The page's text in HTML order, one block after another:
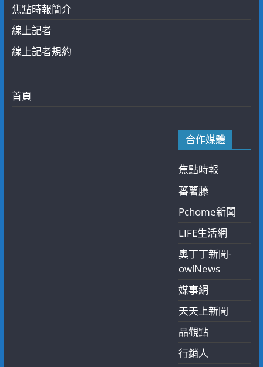
焦點時報簡介
線上記者
線上記者規約
首頁
合作媒體
焦點時報
蕃薯藤
Pchome新聞
LIFE生活網
奧丁丁新聞-
owlNews
媒事網
天天上新聞
品觀點
行銷人